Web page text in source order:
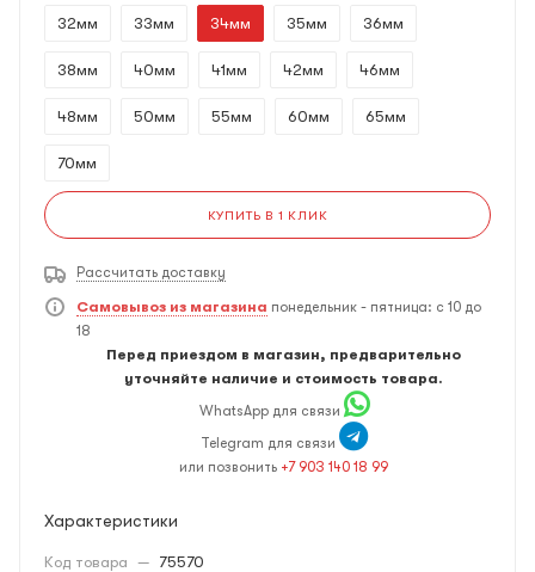
32мм
33мм 34мм 35мм 36мм
38мм 40мм 41мм 42мм 46мм
48мм 50мм 55мм 60мм 65мм
70мм
КУПИТЬ В 1 КЛИК
Рассчитать доставку
Самовывоз из магазина понедельник - пятница: с 10 до
18
Перед приездом в магазин, предварительно
уточняйте наличие и стоимость товара.
WhatsApp для связи
Telegram для связи
или позвонить +7 903 140 18 99
Характеристики
Код товара — 75570